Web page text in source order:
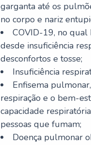
garganta até os
no corpo e nariz
COVID-19, no qual
desde insuficiência
desconfortos e tosse;
Insuficiência
Enfisema
respiração e o bem-
capacidade
pessoas que fumam;
Doença pulmonar